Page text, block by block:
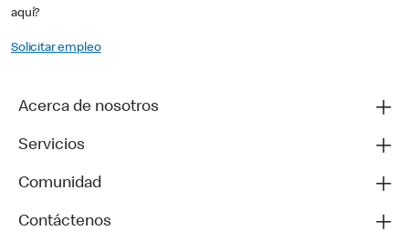
aquí?
Solicitar empleo
Acerca de nosotros
Servicios
Comunidad
Contáctenos